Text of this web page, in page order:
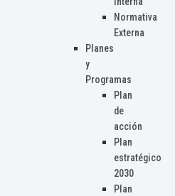
Normativa
Externa
Planes
y
Programas
Plan
de
acción
Plan
estratégico
2030
Plan